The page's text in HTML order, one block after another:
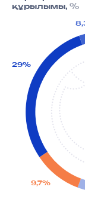
құрылымы, %
29%
9,7%